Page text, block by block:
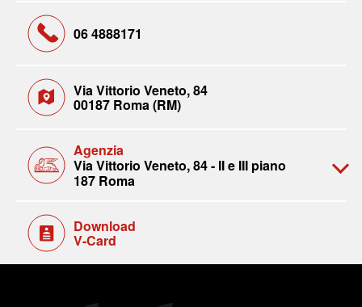
06 4888171
Via Vittorio Veneto, 84
00187 Roma (RM)
Agenzia
Via Vittorio Veneto, 84 - II e III piano
187 Roma
Download
V-Card